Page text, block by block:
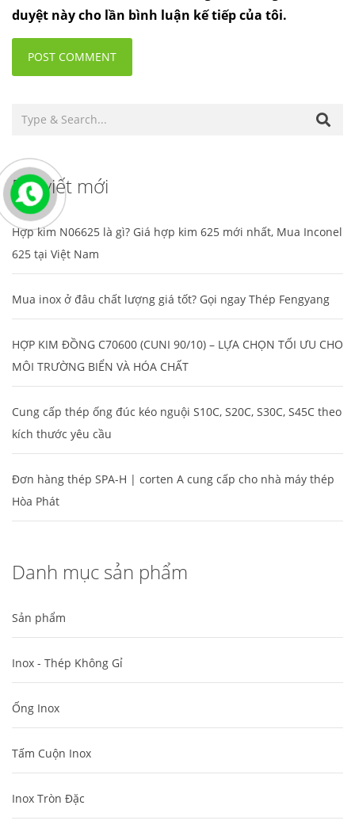
duyệt này cho lần bình luận kế tiếp của tôi.
Bài viết mới
Hợp kim N06625 là gì? Giá hợp kim 625 mới nhất, Mua Inconel
625 tại Việt Nam
Mua inox ở đâu chất lượng giá tốt? Gọi ngay Thép Fengyang
HỢP KIM ĐỒNG C70600 (CUNI 90/10) – LỰA CHỌN TỐI ƯU CHO
MÔI TRƯỜNG BIỂN VÀ HÓA CHẤT
Cung cấp thép ống đúc kéo nguội S10C, S20C, S30C, S45C theo
kích thước yêu cầu
Đơn hàng thép SPA-H | corten A cung cấp cho nhà máy thép
Hòa Phát
Danh mục sản phẩm
Sản phẩm
Inox - Thép Không Gỉ
Ống Inox
Tấm Cuộn Inox
Inox Tròn Đặc